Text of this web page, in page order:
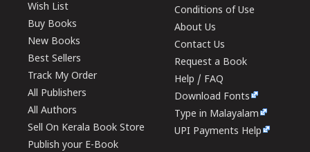
Wish List
Buy Books
New Books
Best Sellers
Track My Order
All Publishers
All Authors
Sell On Kerala Book Store
Publish your E-Book
Conditions of Use
About Us
Contact Us
Request a Book
Help / FAQ
Download Fonts
Type in Malayalam
UPI Payments Help